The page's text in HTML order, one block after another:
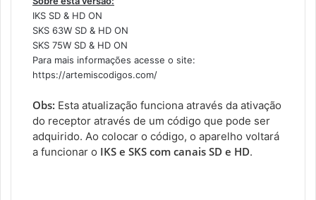
IKS SD & HD ON
SKS 63W SD & HD ON
SKS 75W SD & HD ON
Para mais informações acesse o site:
https://artemiscodigos.com/
Obs: Esta atualização funciona através da ativação
do receptor através de um código que pode ser
adquirido. Ao colocar o código, o aparelho voltará
a funcionar o IKS e SKS com canais SD e HD.